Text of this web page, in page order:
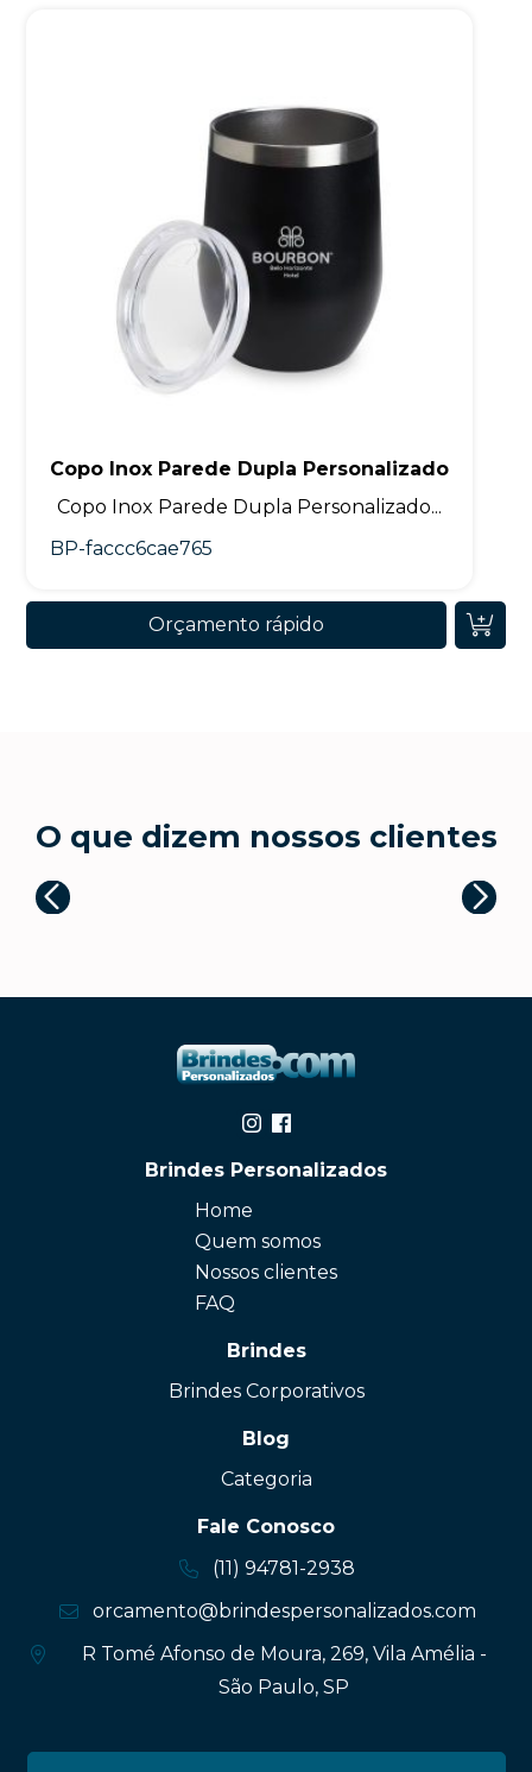
Copo Inox Parede Dupla Personalizado
Copo Inox Parede Dupla Personalizado...
BP-faccc6cae765
Orçamento rápido
O que dizem nossos clientes
Brindes Personalizados
Home
Quem somos
Nossos clientes
FAQ
Brindes
Brindes Corporativos
Blog
Categoria
Fale Conosco
(11) 94781-2938
orcamento@brindespersonalizados.com
R Tomé Afonso de Moura, 269, Vila Amélia -
São Paulo, SP